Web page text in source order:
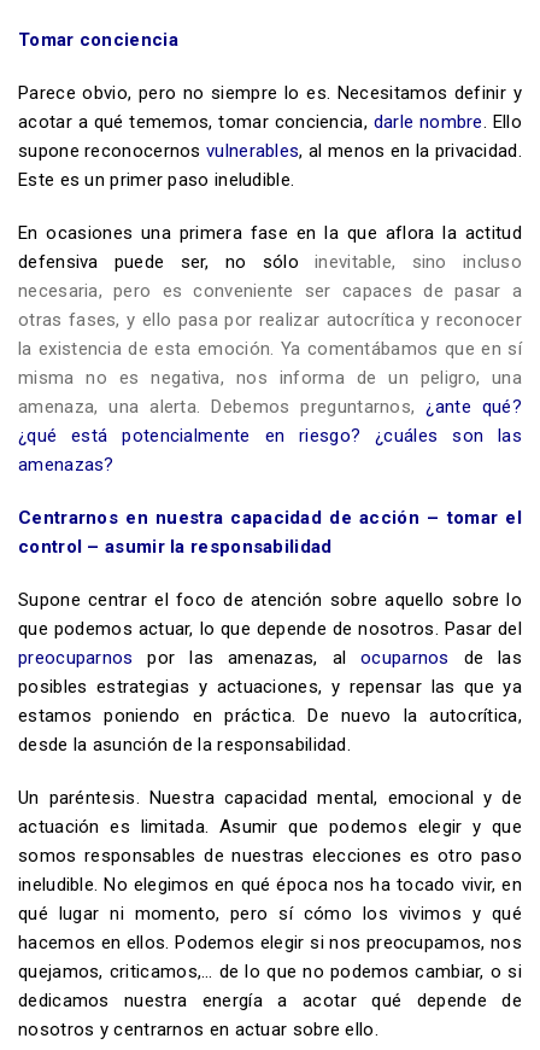
Tomar conciencia
Parece obvio, pero no siempre lo es. Necesitamos definir y
acotar a qué tememos, tomar conciencia, darle nombre. Ello
supone reconocernosvulnerables, al menos en la privacidad.
Este es un primer paso ineludible.
En ocasiones una primera fase en la que aflora la actitud
defensiva puede ser, no sóloinevitable, sino incluso
necesaria, pero es conveniente ser capaces de pasar a
otras fases, y ello pasa por realizar autocrítica y reconocer
la existencia de esta emoción. Ya comentábamos que en sí
misma no es negativa, nos informa de un peligro, una
amenaza, una alerta. Debemos preguntarnos,¿ante qué?
¿qué está potencialmente en riesgo? ¿cuáles son las
amenazas?
Centrarnos en nuestra capacidad de acción – tomar el
control – asumir la responsabilidad
Supone centrar el foco de atención sobre aquello sobre lo
que podemos actuar, lo que depende de nosotros. Pasar del
preocuparnospor las amenazas, alocuparnos de las
posibles estrategias y actuaciones, y repensar las que ya
estamos poniendo en práctica. De nuevo la autocrítica,
desde la asunción de la responsabilidad.
Un paréntesis. Nuestra capacidad mental, emocional y de
actuación es limitada. Asumir que podemos elegir y que
somos responsables de nuestras elecciones es otro paso
ineludible. No elegimos en qué época nos ha tocado vivir, en
qué lugar ni momento, pero sí cómo los vivimos y qué
hacemos en ellos. Podemos elegir si nos preocupamos, nos
quejamos, criticamos,… de lo que no podemos cambiar, o si
dedicamos nuestra energía a acotar qué depende de
nosotros y centrarnos en actuar sobre ello.